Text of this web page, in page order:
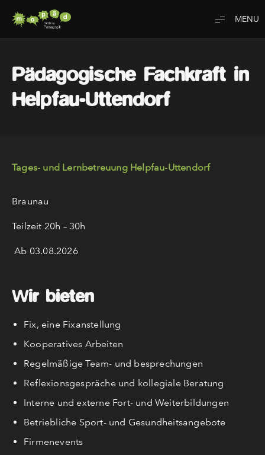
Mopäd
Pädagogische Fachkraft in
Helpfau-Uttendorf
Tages- und Lernbetreuung Helpfau-Uttendorf
Braunau
Teilzeit 20h – 30h
Ab 03.08.2026
Wir bieten
Fix, eine Fixanstellung
Kooperatives Arbeiten
Regelmäßige Team- und besprechungen
Reflexionsgespräche und kollegiale Beratung
Interne und externe Fort- und Weiterbildungen
Betriebliche Sport- und Gesundheitsangebote
Firmenevents